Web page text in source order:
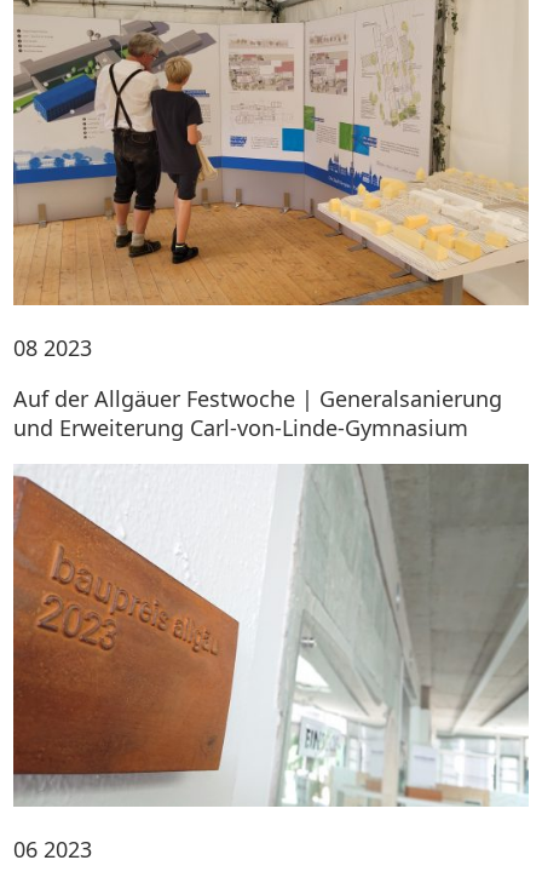
08 2023
Auf der Allgäuer Festwoche | Generalsanierung
und Erweiterung Carl-von-Linde-Gymnasium
06 2023